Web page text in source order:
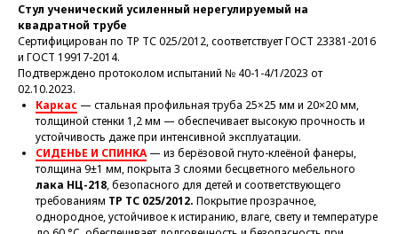
Стул ученический усиленный нерегулируемый на
квадратной трубе
Сертифицирован по ТР ТС 025/2012, соответствует ГОСТ 23381-2016
и ГОСТ 19917-2014.
Подтверждено протоколом испытаний № 40-1-4/1/2023 от
02.10.2023.
Каркас — стальная профильная труба 25×25 мм и 20×20 мм,
толщиной стенки 1,2 мм — обеспечивает высокую прочность и
устойчивость даже при интенсивной эксплуатации.
СИДЕНЬЕ И СПИНКА— из берёзовой гнуто-клеёной фанеры,
толщина 9±1 мм, покрыта 3 слоями бесцветного мебельного
лака НЦ-218, безопасного для детей и соответствующего
требованиям ТР ТС 025/2012. Покрытие прозрачное,
однородное, устойчивое к истиранию, влаге, свету и температуре